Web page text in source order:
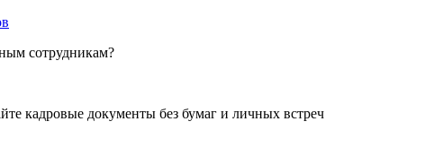
сотрудникам?
кадровые документы без бумаг и личных встреч